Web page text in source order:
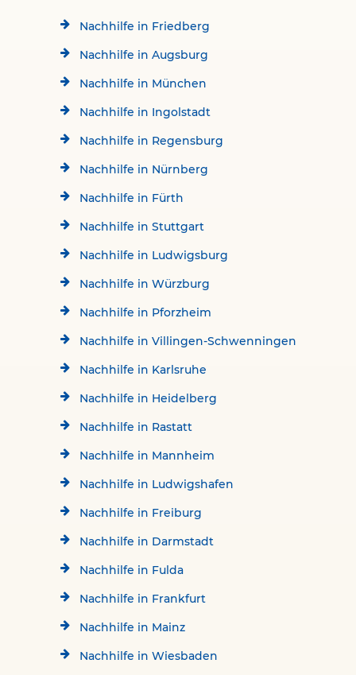
Nachhilfe in Friedberg
Nachhilfe in Augsburg
Nachhilfe in München
Nachhilfe in Ingolstadt
Nachhilfe in Regensburg
Nachhilfe in Nürnberg
Nachhilfe in Fürth
Nachhilfe in Stuttgart
Nachhilfe in Ludwigsburg
Nachhilfe in Würzburg
Nachhilfe in Pforzheim
Nachhilfe in Villingen-Schwenningen
Nachhilfe in Karlsruhe
Nachhilfe in Heidelberg
Nachhilfe in Rastatt
Nachhilfe in Mannheim
Nachhilfe in Ludwigshafen
Nachhilfe in Freiburg
Nachhilfe in Darmstadt
Nachhilfe in Fulda
Nachhilfe in Frankfurt
Nachhilfe in Mainz
Nachhilfe in Wiesbaden